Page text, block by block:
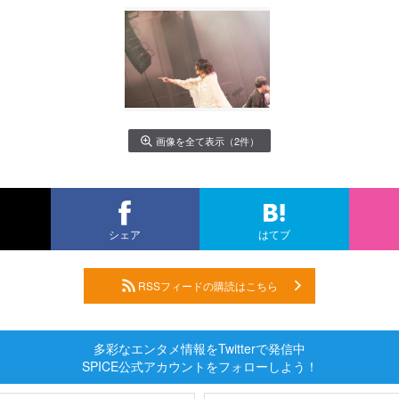
画像を全て表示（2件）
シェア はてブ
RSSフィードの購読はこちら
多彩なエンタメ情報をTwitterで発信中
SPICE公式アカウントをフォローしよう！